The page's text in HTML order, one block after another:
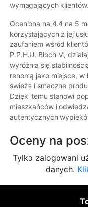
wymagających klientów.
Oceniona na 4.4 na 5
korzystających z jej
zaufaniem wśród
P.P.H.U. Błoch M,
wyróżnia się
renomą jako miejsce,
świeże i smaczne
Dzięki temu stanowi
mieszkańców i
autentycznych
Oceny na
Tylko zalogowani
danych.